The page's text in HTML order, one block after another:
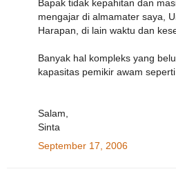
Bapak tidak kepahitan dan
mengajar di almamater saya,
Harapan, di lain waktu dan
Banyak hal kompleks yang
kapasitas pemikir awam seperti
Salam,
Sinta
September 17, 2006